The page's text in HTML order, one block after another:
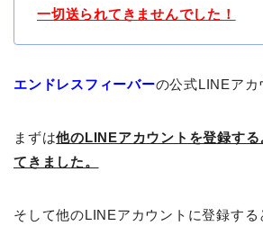
一切送られてきませんでした！
エンドレスフィーバーの公式LINEアカ
まずは他のLINEアカウントを登録す
てきました。
そして他のLINEアカウントに登録する